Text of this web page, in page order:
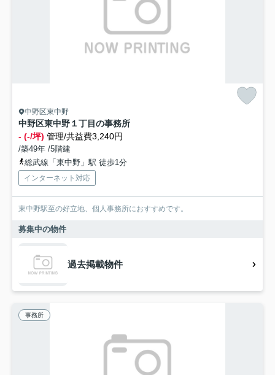
中野区東中野
中野区東中野１丁目の事務所
- (-/坪) 管理/共益費3,240円
/築49年 /5階建
総武線「東中野」駅 徒歩1分
インターネット対応
東中野駅至の好立地、個人事務所におすすめです。
募集中の物件
過去掲載物件
事務所